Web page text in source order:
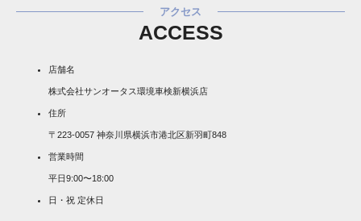
アクセス
ACCESS
店舗名
株式会社サンオータス環境車検新横浜店
住所
〒223-0057 神奈川県横浜市港北区新羽町848
営業時間
平日9:00〜18:00
日・祝 定休日